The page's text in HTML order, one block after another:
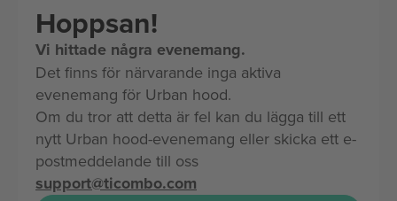
Hoppsan!
Vi hittade några evenemang.
Det finns för närvarande inga aktiva
evenemang för Urban hood.
Om du tror att detta är fel kan du lägga till ett
nytt Urban hood-evenemang eller skicka ett e-
postmeddelande till oss
support@ticombo.com